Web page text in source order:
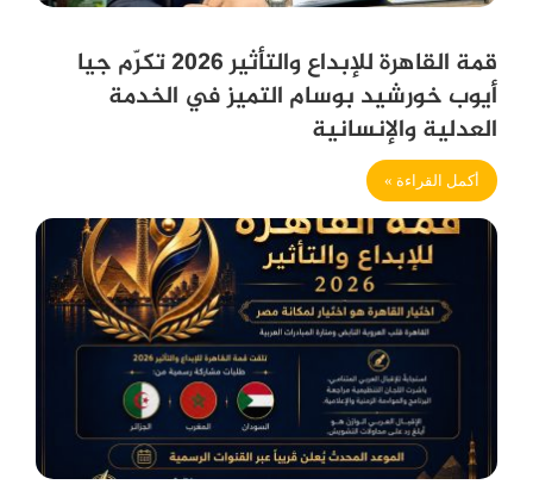
قمة القاهرة للإبداع والتأثير 2026 تكرّم جيا
أيوب خورشيد بوسام التميز في الخدمة
العدلية والإنسانية
أكمل القراءة »